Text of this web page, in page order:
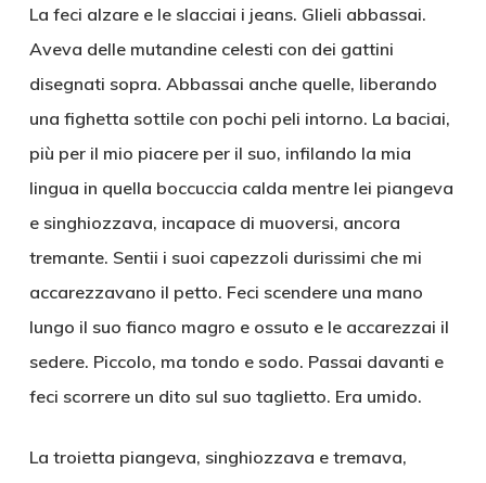
La feci alzare e le slacciai i jeans. Glieli abbassai.
Aveva delle mutandine celesti con dei gattini
disegnati sopra. Abbassai anche quelle, liberando
una fighetta sottile con pochi peli intorno. La baciai,
più per il mio piacere per il suo, infilando la mia
lingua in quella boccuccia calda mentre lei piangeva
e singhiozzava, incapace di muoversi, ancora
tremante. Sentii i suoi capezzoli durissimi che mi
accarezzavano il petto. Feci scendere una mano
lungo il suo fianco magro e ossuto e le accarezzai il
sedere. Piccolo, ma tondo e sodo. Passai davanti e
feci scorrere un dito sul suo taglietto. Era umido.
La troietta piangeva, singhiozzava e tremava,